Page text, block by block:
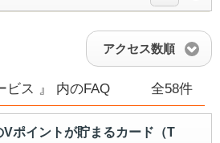
アクセス数順
ビス 』 内のFAQ 全58件
ポイントが貯まるカード（T